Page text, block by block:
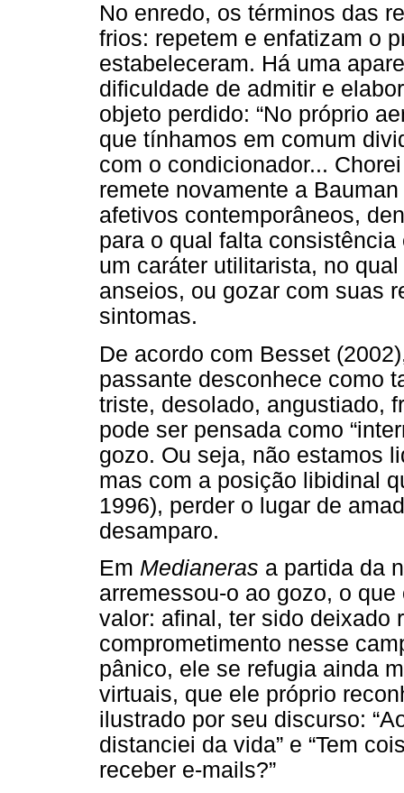
No enredo, os términos das
frios: repetem e enfatizam o
estabeleceram. Há uma
dificuldade de admitir e
objeto perdido: “No próprio
que tínhamos em comum
com o condicionador...
remete novamente a
afetivos contemporâneos,
para o qual falta
um caráter utilitarista, no
anseios, ou gozar com suas
sintomas.
De acordo com Besset
passante desconhece como
triste, desolado, angustiado,
pode ser pensada como
gozo. Ou seja, não estamos
mas com a posição libidinal
1996), perder o lugar de
desamparo.
Em Medianeras a partida da
arremessou-o ao gozo, o
valor: afinal, ter sido deixado
comprometimento nesse
pânico, ele se refugia ainda
virtuais, que ele próprio
ilustrado por seu discurso:
distanciei da vida” e “Tem
receber e-mails?”